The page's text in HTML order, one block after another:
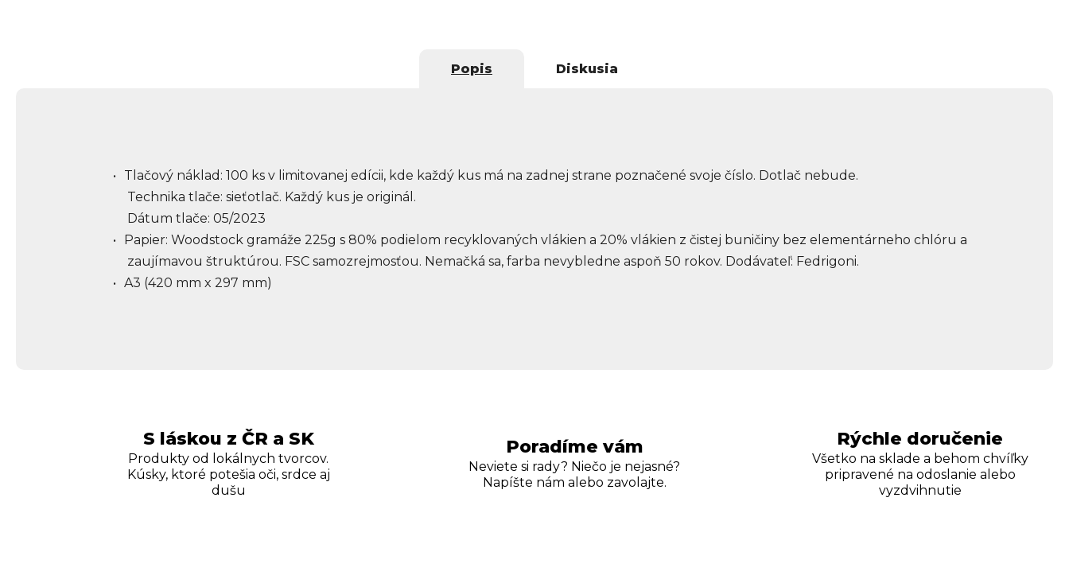
Popis Diskusia
Tlačový náklad: 100 ks v limitovanej edícii, kde každý kus má na zadnej strane poznačené svoje číslo. Dotlač nebude.
Technika tlače: sieťotlač. Každý kus je originál.
Dátum tlače: 05/2023
Papier: Woodstock gramáže 225g s 80% podielom recyklovaných vlákien a 20% vlákien z čistej buničiny bez elementárneho chlóru a
zaujímavou štruktúrou. FSC samozrejmosťou. Nemačká sa, farba nevybledne aspoň 50 rokov. Dodávateľ: Fedrigoni.
A3 (420 mm x 297 mm)
S láskou z ČR a SK
Produkty od lokálnych tvorcov.
Kúsky, ktoré potešia oči, srdce aj
dušu
Poradíme vám
Neviete si rady? Niečo je nejasné?
Napíšte nám alebo zavolajte.
Rýchle doručenie
Všetko na sklade a behom chvíľky
pripravené na odoslanie alebo
vyzdvihnutie